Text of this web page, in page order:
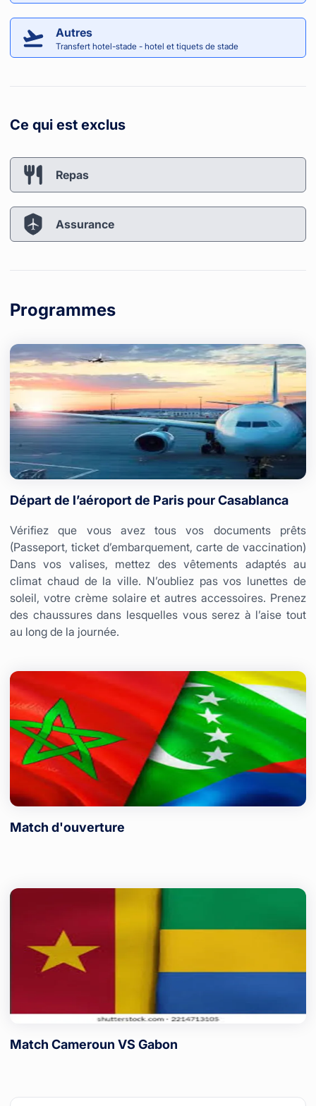
Autres
Transfert hotel-stade - hotel et tiquets de stade
Ce qui est exclus
Repas
Assurance
Programmes
Départ de l’aéroport de Paris pour Casablanca
Vérifiez que vous avez tous vos documents prêts
(Passeport, ticket d’embarquement, carte de vaccination)
Dans vos valises, mettez des vêtements adaptés au
climat chaud de la ville. N’oubliez pas vos lunettes de
soleil, votre crème solaire et autres accessoires. Prenez
des chaussures dans lesquelles vous serez à l’aise tout
au long de la journée.
Match d'ouverture
Match Cameroun VS Gabon